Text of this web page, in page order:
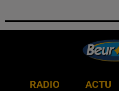
RADIO ACTU